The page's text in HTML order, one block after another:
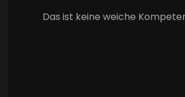
Das ist keine weiche